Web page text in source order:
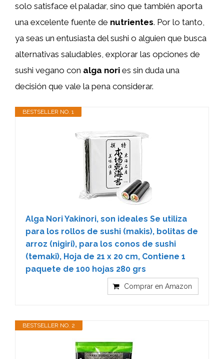
solo satisface el paladar, sino que también aporta
una excelente fuente de nutrientes. Por lo tanto,
ya seas un entusiasta del sushi o alguien que busca
alternativas saludables, explorar las opciones de
sushi vegano con alga nori es sin duda una
decisión que vale la pena considerar.
BESTSELLER NO. 1
Alga Nori Yakinori, son ideales Se utiliza
para los rollos de sushi (makis), bolitas de
arroz (nigiri), para los conos de sushi
(temaki), Hoja de 21 x 20 cm, Contiene 1
paquete de 100 hojas 280 grs
Comprar en Amazon
BESTSELLER NO. 2